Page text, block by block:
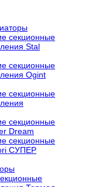
секционные
Stal
секционные
Ogint
секционные
секционные
Dream
секционные
СУПЕР